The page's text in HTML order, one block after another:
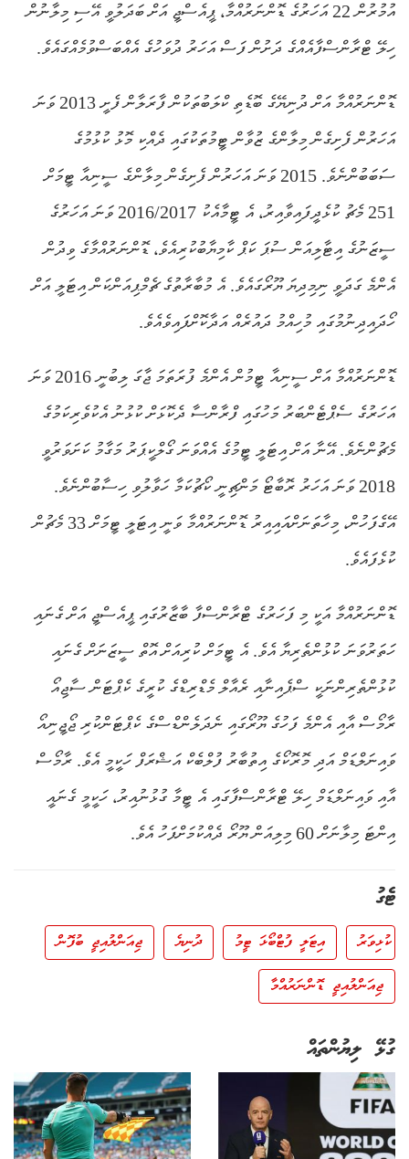
އުމުރުން 22 އަހަރުގެ ޑޮންނަރުއްމާ، ޕީއެސްޖީ އަށް ބަދަލުވީ އޭސި މިލާނުން
ހިލޭ ޓްރާންސްފާއެއްގެ ދަށުން ފަސް އަހަރު ދުވަހުގެ އެއްބަސްވުމެއްގައެވެ.
ޑޮންނަރުއްމާ އަށް ދުނިޔޭގެ ބޮޑެތި ކްލަބުތަކުން ފާރަލާން ފެށީ 2013 ވަނަ
އަހަރުން ފެށިގެން މިލާންގެ ޒުވާން ޓީމުތަކުގައި ދެއްކި މޮޅު ކުޅުމުގެ
ސަބަބުންނެވެ. 2015 ވަނަ އަހަރުން ފެށިގެން މިލާންގެ ސީނިއާ ޓީމަށް
251 މެޗު ކުޅެދީފައިވާއިރު، އެ ޓީމާއެކު 2016/2017 ވަނަ އަހަރުގެ
ސީޒަނުގެ އިޓާލިއަން ސުޕަ ކަޕް ކާމިޔާބުކުރިއެވެ، ޑޮންނަރުއްމާގެ ވިދުން
އެންމެ ގަދަވީ ނިމިދިޔަ ޔޫރޯގައެވެ. އެ މުބާރާތުގެ ޗެމްޕިއަންކަން އިޓަލީ އަށް
ހޯދައިދިނުމުގައި މުހިއްމު ދައުރެއް އަދާކޮށްފައިވެއެވެ.
ޑޮންނަރުއްމާ އަށް ސީނިއާ ޓީމުން އެންމެ ފުރަތަމަ ޖާގަ ލިބުނީ 2016 ވަނަ
އަހަރުގެ ސެޕްޓެންބަރު މަހުގައި ފްރާންސާ ދެކޮޅަށް ކުޅުނު އެކުވެރިކަމުގެ
މެޗުންނެވެ. އޭނާ އަށް އިޓަލީ ޓީމުގެ އެއްވަނަ ގޯލްކީޕަރު މަގާމު ކަށަވަރުވީ
2018 ވަނަ އަހަރު ރޮބާޓޯ މަންޗިނީ ކޯޗުކަމާ ހަވާލުވި ހިސާބުންނެވެ.
އޭގެފަހުން، މިހާތަނަށްއައިއިރު ޑޮންނަރުއްމާ ވަނީ އިޓަލީ ޓީމަށް 33 މެޗުން
ކުޅެފައެވެ.
ޑޮންނަރުއްމާ އަކީ މި ފަހަރުގެ ޓްރާންސްފާ ބާޒާރުގައި ޕީއެސްޖީ އަށް ގެނައި
ހަތަރުވަނަ ކުޅުންތެރިޔާ އެވެ. އެ ޓީމަށް ކުރިއަށް އޮތް ސީޒަނަށް ގެނައި
ކުޅުންތެރިންނަކީ ސްޕެއިނާއި ރެއާލް މެޑްރިޑްގެ ކުރީގެ ކެޕްޓަން ސާޖިއޯ
ރާމޯސް އާއި އެންމެ ފަހުގެ ޔޫރޯގައި ނެދަލެންޑްސްގެ ކެޕްޓަންކުރި ޖޯޖީނިއޯ
ވައިނަލްޑަމް އަދި މޮރޮކޯގެ އިތުބާރު ފުލްބެކް އަޝްރަފް ހަކީމީ އެވެ. ރާމޯސް
އާއި ވައިނަލްޑަމް ހިލޭ ޓްރާންސްފާގައި އެ ޓީމާ ގުޅުނުއިރު، ހަކީމީ ގެނައީ
އިންޓަ މިލާނަށް 60 މިލިއަން ޔޫރޯ ދެއްކުމަށްފަހު އެވެ.
ޓެގު
ކުޅިވަރު އިޓަލީ ފުޓްބޯޅަ ޓީމު ދުނިޔެ
ޖިއަންލުއިޖީ ބުފޮން
ޖިއަންލުއިޖީ ޑޮންނަރުއްމާ
ގުޅޭ ލިޔުންތައް